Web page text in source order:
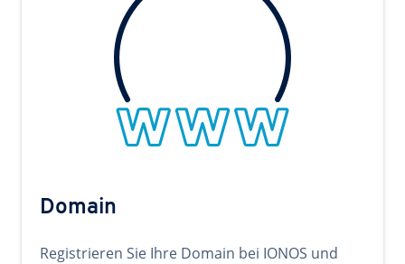
Domain
Registrieren Sie Ihre Domain bei IONOS und